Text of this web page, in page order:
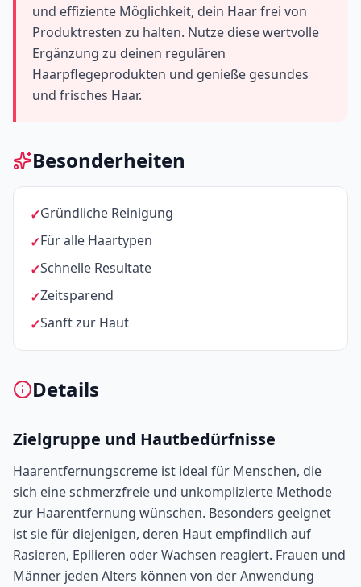
und effiziente Möglichkeit, dein Haar frei von
Produktresten zu halten. Nutze diese wertvolle
Ergänzung zu deinen regulären
Haarpflegeprodukten und genieße gesundes
und frisches Haar.
Besonderheiten
Gründliche Reinigung
Für alle Haartypen
Schnelle Resultate
Zeitsparend
Sanft zur Haut
Details
Zielgruppe und Hautbedürfnisse
Haarentfernungscreme ist ideal für Menschen, die
sich eine schmerzfreie und unkomplizierte Methode
zur Haarentfernung wünschen. Besonders geeignet
ist sie für diejenigen, deren Haut empfindlich auf
Rasieren, Epilieren oder Wachsen reagiert. Frauen und
Männer jeden Alters können von der Anwendung